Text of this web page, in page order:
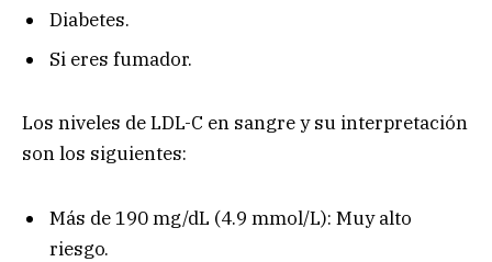
Diabetes.
Si eres fumador.
Los niveles de LDL-C en sangre y su interpretación
son los siguientes:
Más de 190 mg/dL (4.9 mmol/L): Muy alto
riesgo.